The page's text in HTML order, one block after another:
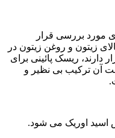
مورد بررسی قرار
زیتون و روغن زیتون در
دارند، ریسک پائینی برای
آن ترکیب بی نظیر و
اسید اوریک می شود.